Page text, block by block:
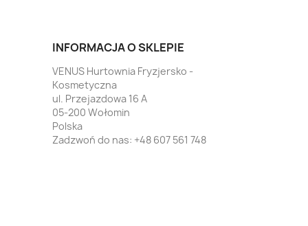
INFORMACJA O SKLEPIE
VENUS Hurtownia Fryzjersko -
Kosmetyczna
ul. Przejazdowa 16 A
05-200 Wołomin
Polska
Zadzwoń do nas: +48 607 561 748